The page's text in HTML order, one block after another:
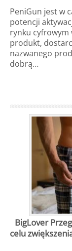
PeniGun jest w
potencji
rynku cyfrowym
produkt,
nazwanego
dobrą…
BigLover
celu